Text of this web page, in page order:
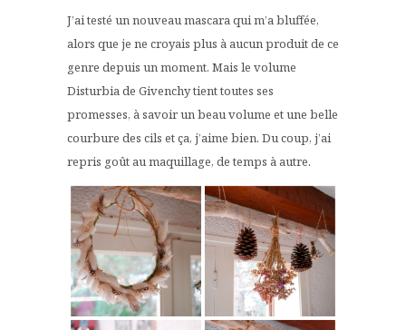
J’ai testé un nouveau mascara qui m’a bluffée,
alors que je ne croyais plus à aucun produit de ce
genre depuis un moment. Mais le volume
Disturbia de Givenchy tient toutes ses
promesses, à savoir un beau volume et une belle
courbure des cils et ça, j’aime bien. Du coup, j’ai
repris goût au maquillage, de temps à autre.